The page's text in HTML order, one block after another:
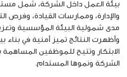
بيئة العمل داخل الشركة، شمل
والإدارة، وممارسات القيادة، وفرص
مدى شمولية البيئة المؤسسية
وأظهرت النتائج تميز أمنية في
الابتكار وتتيح للموظفين
الشركة ونموها المستدام.